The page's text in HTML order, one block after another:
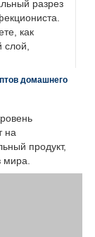
разрез
как
слой,
домашнего
на
продукт,
мира.